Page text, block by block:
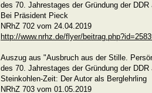
des 70. Jahrestages der Gründung der
Bei Präsident Pieck
NRhZ 702 vom 24.04.2019
http://www.nrhz.de/flyer/
Auszug aus "Ausbruch aus der Stille.
des 70. Jahrestages der Gründung der
Steinkohlen-Zeit: Der Autor als Berglehrling
NRhZ 703 vom 01.05.2019